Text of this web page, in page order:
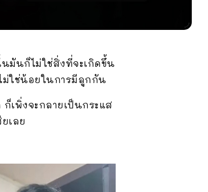
มันก็ไม่ใช่สิ่งที่จะเกิดขึ้น
ม่ใช่น้อยในการมีลูกกัน
เพิ่งจะกลายเป็นกระแส
เลย